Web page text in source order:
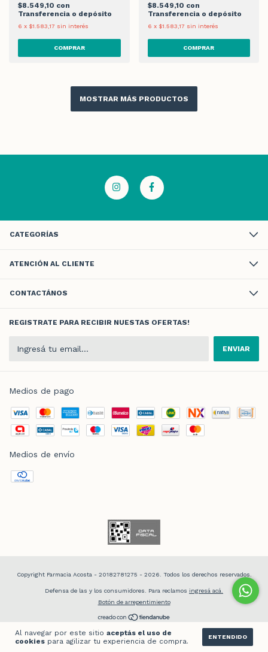
Al navegar por este sitio aceptás el uso de
cookies para agilizar tu experiencia de compra.
ENTENDIDO
$8.549,10 con
Transferencia o depósito
6 x $1.583,17 sin interés
$8.549,10 con
Transferencia o depósito
6 x $1.583,17 sin interés
MOSTRAR MÁS PRODUCTOS
CATEGORÍAS
ATENCIÓN AL CLIENTE
CONTACTÁNOS
REGISTRATE PARA RECIBIR NUESTAS OFERTAS!
Medios de pago
Medios de envío
Copyright Farmacia Acosta - 20182781275 - 2026. Todos los derechos reservados.
Defensa de las y los consumidores. Para reclamos ingresá acá.
Botón de arrepentimiento